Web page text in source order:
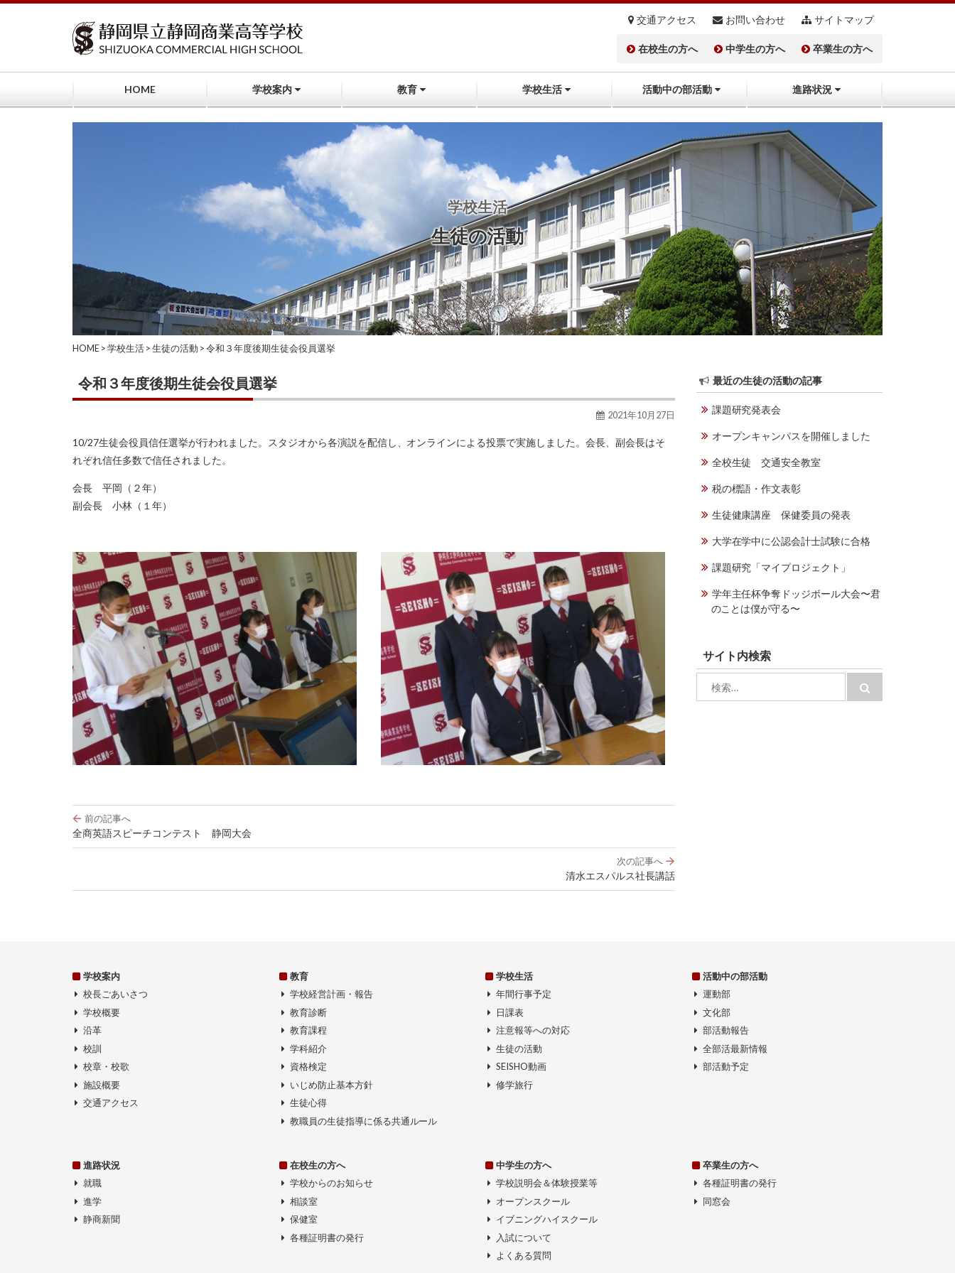
コ
キ
交通アクセス お問い合わせ サイトマップ
在校生の方へ 中学生の方へ 卒業生の方へ
HOME 学校案内 教育 学校生活 活動中の部活動 進路状況
学校生活
生徒の活動
HOME> 学校生活> 生徒の活動 > 令和３年度後期生徒会役員選挙
令和３年度後期生徒会役員選挙
2021年10月27日
10/27生徒会役員信任選挙が行われました。スタジオから各演説を配信し、オンラインによる投票で実施しました。会長、副会長はそ
れぞれ信任多数で信任されました。
会長 平岡（２年）
副会長 小林（１年）
投
稿
ナ
ゲ
前の記事へ
全商英語スピーチコンテスト 静岡大会
次の記事へ
清水エスパルス社長講話
最近の生徒の活動の記事
課題研究発表会
オープンキャンパスを開催しました
全校生徒 交通安全教室
税の標語・作文表彰
生徒健康講座 保健委員の発表
大学在学中に公認会計士試験に合格
課題研究「マイプロジェクト」
学年主任杯争奪ドッジボール大会〜君
のことは僕が守る〜
サイト内検索
索
学校案内
校長ごあいさつ
学校概要
沿革
校訓
校章・校歌
施設概要
交通アクセス
教育
学校経営計画・報告
教育診断
教育課程
学科紹介
資格検定
いじめ防止基本方針
生徒心得
教職員の生徒指導に係る共通ルール
学校生活
年間行事予定
日課表
注意報等への対応
生徒の活動
SEISHO動画
修学旅行
活動中の部活動
運動部
文化部
部活動報告
全部活最新情報
部活動予定
進路状況
就職
進学
静商新聞
在校生の方へ
学校からのお知らせ
相談室
保健室
各種証明書の発行
中学生の方へ
学校説明会＆体験授業等
オープンスクール
イブニングハイスクール
入試について
よくある質問
卒業生の方へ
各種証明書の発行
同窓会